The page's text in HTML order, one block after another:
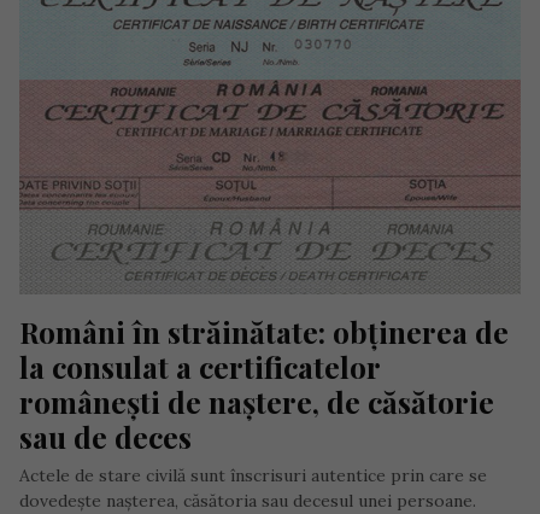
Români în străinătate: obținerea de
la consulat a certificatelor
românești de naștere, de căsătorie
sau de deces
Actele de stare civilă sunt înscrisuri autentice prin care se
dovedeşte naşterea, căsătoria sau decesul unei persoane.